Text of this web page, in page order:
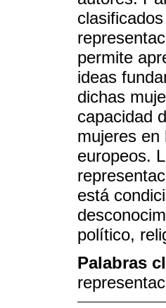
permite
ideas
dichas
capacidad
mujeres en
europeos.
está
político,
Palabras